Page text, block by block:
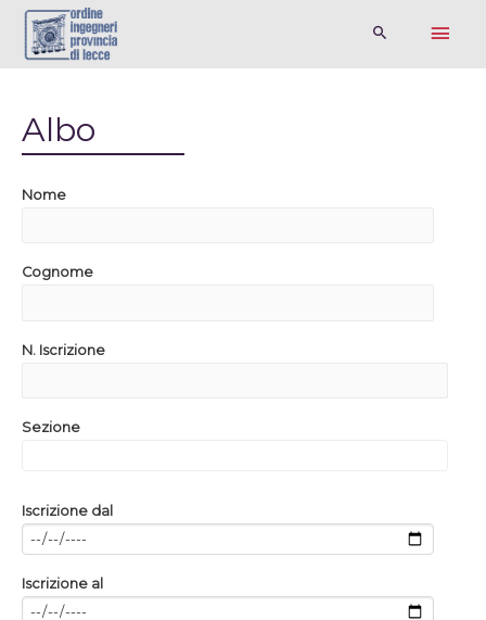
Albo
Nome
Cognome
N. Iscrizione
Sezione
Iscrizione dal
Iscrizione al